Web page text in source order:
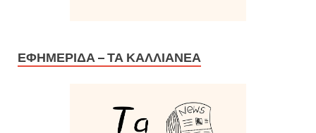
ΕΦΗΜΕΡΊΔΑ – ΤΑ ΚΑΛΛΙΑΝΈΑ